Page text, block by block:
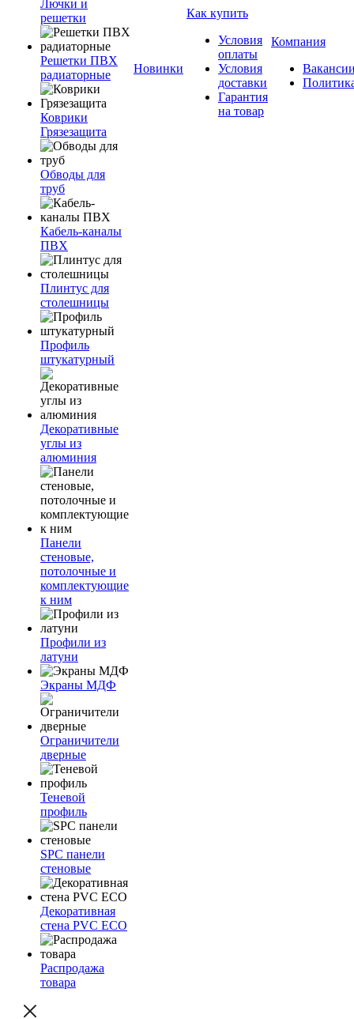
Лючки и
решетки
Решетки ПВХ
радиаторные
Коврики
Грязезащита
Обводы для
труб
Кабель-каналы
ПВХ
Плинтус для
столешницы
Профиль
штукатурный
Декоративные
углы из
алюминия
Панели
стеновые,
потолочные и
комплектующие
к ним
Профили из
латуни
Экраны МДФ
Ограничители
дверные
Теневой
профиль
SPC панели
стеновые
Декоративная
стена PVC ECO
Распродажа
товара
Новинки
Как купить
Условия
оплаты
Условия
доставки
Гарантия
на товар
Компания